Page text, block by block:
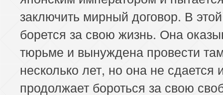
заключить мирный договор. В
борется за свою жизнь. Она
тюрьме и вынуждена провести
несколько лет, но она не сдается
продолжает бороться за свою